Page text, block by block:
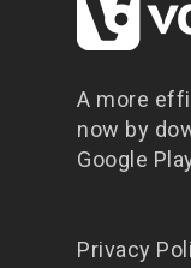
A more
now by
Google
Privacy